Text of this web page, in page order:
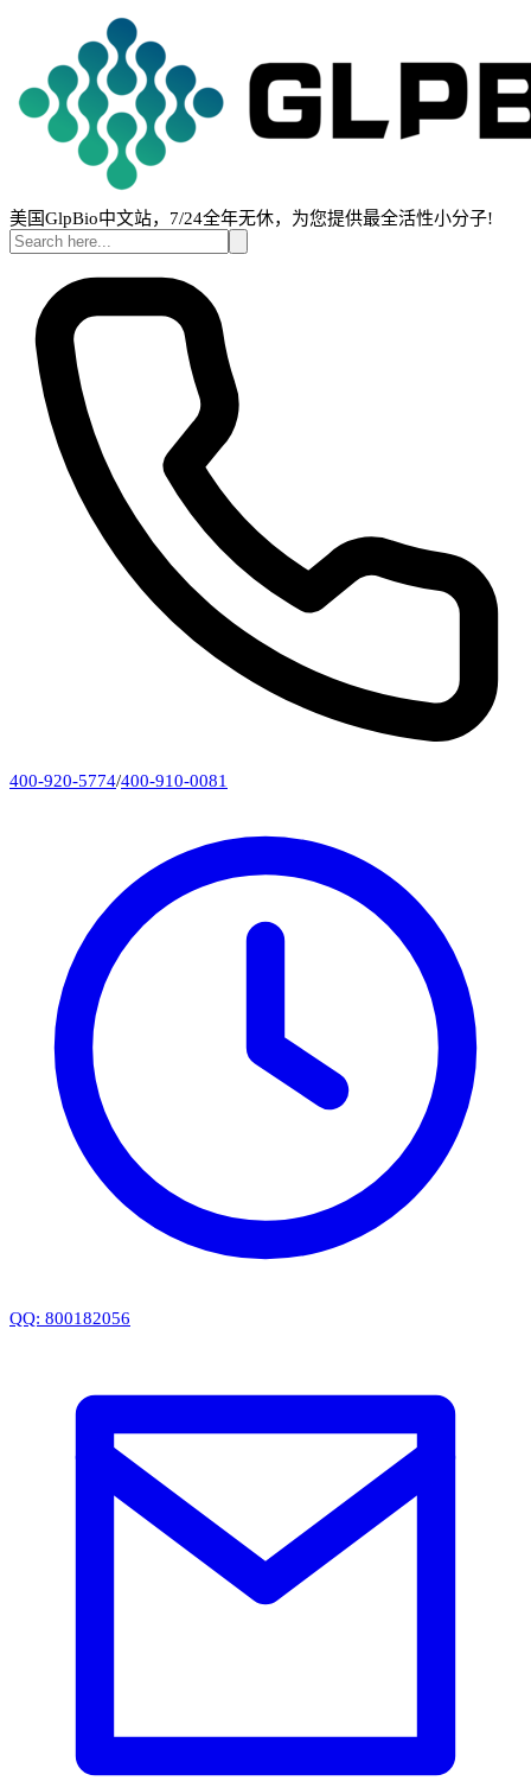
美国GlpBio中文站，7/24全年无休，为您提供最全活性小分子!
400-920-5774/400-910-0081
QQ: 800182056